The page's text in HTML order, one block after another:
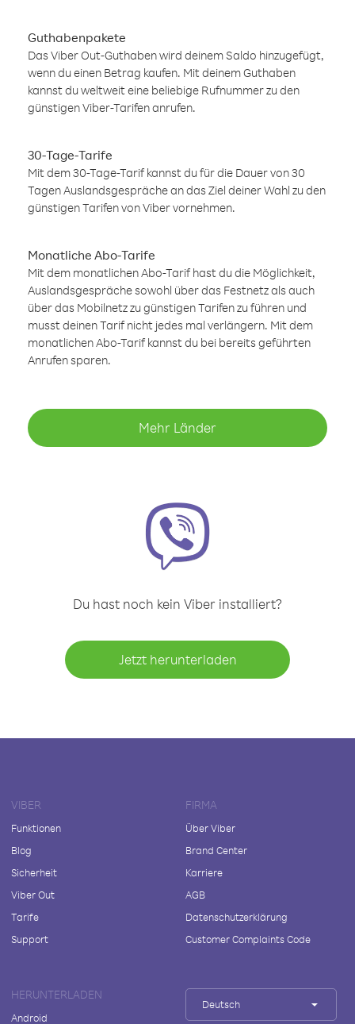
Guthabenpakete
Das Viber Out-Guthaben wird deinem Saldo hinzugefügt,
wenn du einen Betrag kaufen. Mit deinem Guthaben
kannst du weltweit eine beliebige Rufnummer zu den
günstigen Viber-Tarifen anrufen.
30-Tage-Tarife
Mit dem 30-Tage-Tarif kannst du für die Dauer von 30
Tagen Auslandsgespräche an das Ziel deiner Wahl zu den
günstigen Tarifen von Viber vornehmen.
Monatliche Abo-Tarife
Mit dem monatlichen Abo-Tarif hast du die Möglichkeit,
Auslandsgespräche sowohl über das Festnetz als auch
über das Mobilnetz zu günstigen Tarifen zu führen und
musst deinen Tarif nicht jedes mal verlängern. Mit dem
monatlichen Abo-Tarif kannst du bei bereits geführten
Anrufen sparen.
Mehr Länder
Du hast noch kein Viber installiert?
Jetzt herunterladen
VIBER
Funktionen
Blog
Sicherheit
Viber Out
Tarife
Support
FIRMA
Über Viber
Brand Center
Karriere
AGB
Datenschutzerklärung
Customer Complaints Code
HERUNTERLADEN
Android
Deutsch